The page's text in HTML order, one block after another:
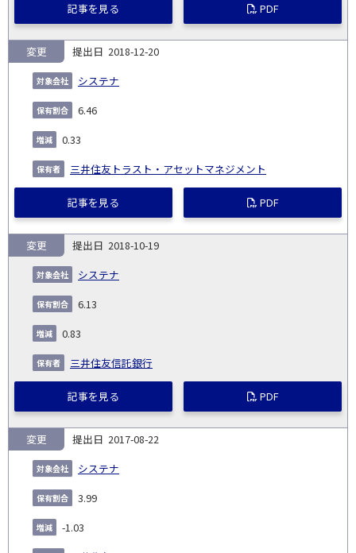
記事を見る PDF
2018-12-20
システナ
変更
6.46
0.33
三井住友トラスト・アセットマネジメント
記事を見る PDF
2018-10-19
システナ
変更
6.13
0.83
三井住友信託銀行
記事を見る PDF
2017-08-22
システナ
変更
3.99
-1.03